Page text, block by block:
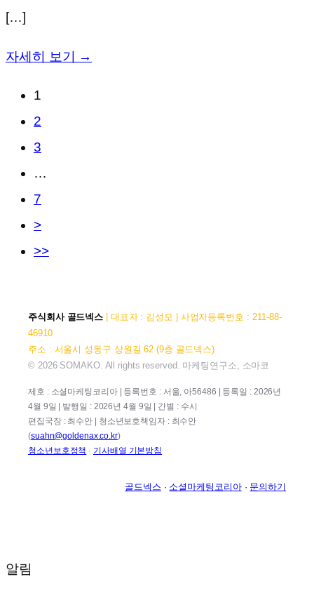
[…]
자세히 보기 →
1
2
3
…
7
>
>>
주식회사 골드넥스 | 대표자 : 김성모 | 사업자등록번호 : 211-88-
46910
주소 : 서울시 성동구 상원길 62 (9층 골드넥스)
© 2026 SOMAKO. All rights reserved. 마케팅연구소, 소마코
제호 : 소셜마케팅코리아 | 등록번호 : 서울, 아56486 | 등록일 : 2026년
4월 9일 | 발행일 : 2026년 4월 9일 | 간별 : 수시
편집국장 : 최수안 | 청소년보호책임자 : 최수안
(suahn@goldenax.co.kr)
청소년보호정책 · 기사배열 기본방침
골드넥스 · 소셜마케팅코리아· 문의하기
알림